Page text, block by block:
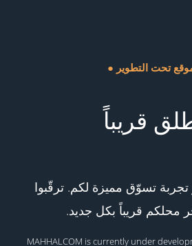
تحت التطوير
قريباً
تسوّق مميزة لكم. ترقّبوا
محلكم قريباً بكل جديد.
MAHHALCOM is currently under